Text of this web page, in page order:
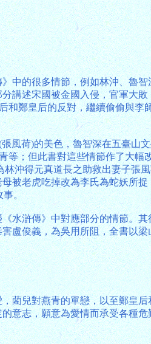
中的很多情節，例如林沖、魯
講述宋國被金國入侵，官軍大
和鄭皇后的反對，繼續偷偷與李
風荷)的美色，魯智深在五臺山
；但此書對這些情節作了大幅
沖得元真道長之助救出妻子張
被老虎吃掉改為李氏為蛇妖所
事。
水滸傳》中對應部分的情節。
盧俊義，為吳用所阻，全書以
藺兒對燕青的單戀，以至鄭皇
意志，願意為愛情而承受各種